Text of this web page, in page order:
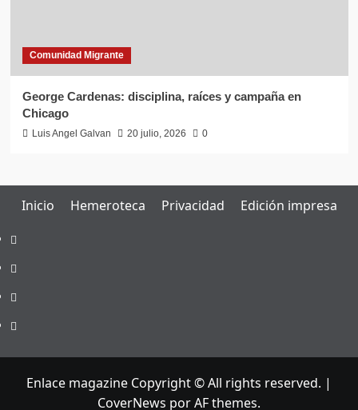
Comunidad Migrante
George Cardenas: disciplina, raíces y campaña en
Chicago
Luis Angel Galvan 20 julio, 2026 0
Inicio Hemeroteca Privacidad Edición impresa
Inicio
Hemeroteca
Privacidad
Edición
Enlace magazine Copyright © All rights reserved. |
CoverNews por AF themes.